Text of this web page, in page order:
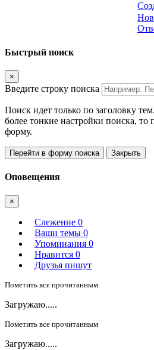
Быстрый поиск
×
Введите строку поиска
Поиск идет только по заголовку
более тонкие настройки поиска,
форму.
Перейти в форму поиска Закрыть
Оповещения
×
Слежение 0
Ваши темы 0
Упоминания 0
Нравится 0
Друзья пишут
Пометить все прочитанным
Загружаю.....
Пометить все прочитанным
Загружаю.....